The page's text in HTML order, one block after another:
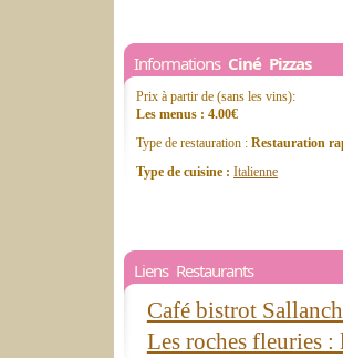
Informations Ciné Pizzas
Prix à partir de (sans les vins):
Les menus : 4.00€
Type de restauration : Restauration
Type de cuisine : Italienne
Liens Restaurants
Café bistrot
Les roches fleuries